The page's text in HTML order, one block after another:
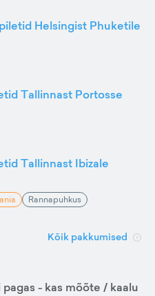
Helsingist Phuketile
Tallinnast Portosse
Tallinnast Ibizale
Rannapuhkus
Kõik pakkumised
- kas mõõte / kaalu